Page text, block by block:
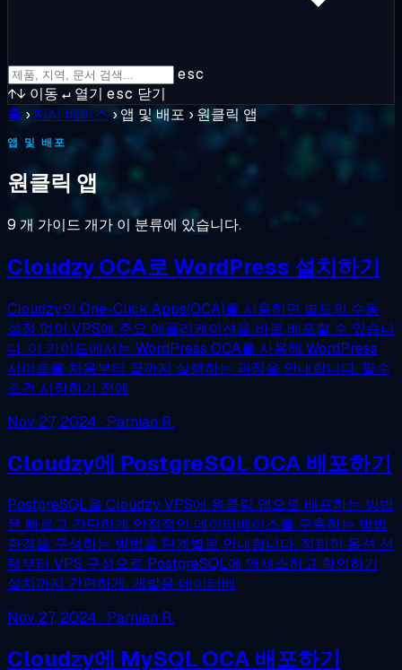
esc
↑↓ 이동 ↵ 열기 esc 닫기
홈 › 지식 베이스 › 앱 및 배포 › 원클릭 앱
앱 및 배포
원클릭 앱
9 개 가이드 개가 이 분류에 있습니다.
Cloudzy OCA로 WordPress 설치하기
Cloudzy의 One-Click Apps(OCA)를 사용하면 별도의 수동
설정 없이 VPS에 주요 애플리케이션을 바로 배포할 수 있습니
다. 이 가이드에서는 WordPress OCA를 사용해 WordPress
사이트를 처음부터 끝까지 실행하는 과정을 안내합니다. 필수
조건 시작하기 전에
Nov 27, 2024 · Parnian R.
Cloudzy에 PostgreSQL OCA 배포하기
PostgreSQL을 Cloudzy VPS에 원클릭 앱으로 배포하는 방법
은 빠르고 간단하게 안정적인 데이터베이스를 구축하는 방법
환경을 구성하는 방법을 단계별로 안내합니다. 적합한 옵션 선
택부터 VPS 구성으로 PostgreSQL에 액세스하고 확인하기
설치까지 간편하게. 개발용 데이터베
Nov 27, 2024 · Parnian R.
Cloudzy에 MySQL OCA 배포하기